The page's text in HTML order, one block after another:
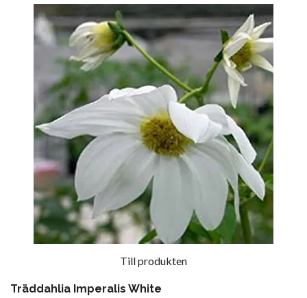
Till produkten
Träddahlia Imperalis White